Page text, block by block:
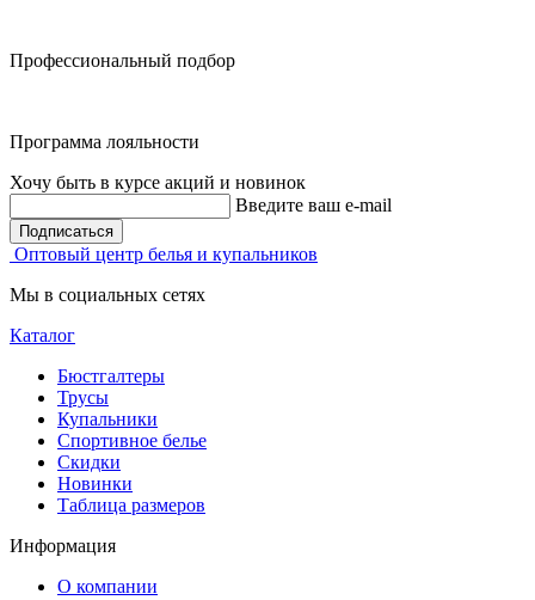
Профессиональный подбор
Программа лояльности
Хочу быть в курсе акций и новинок
Введите ваш e-mail
Подписаться
Оптовый центр белья и купальников
Мы в социальных сетях
Каталог
Бюстгалтеры
Трусы
Купальники
Спортивное белье
Скидки
Новинки
Таблица размеров
Информация
О компании